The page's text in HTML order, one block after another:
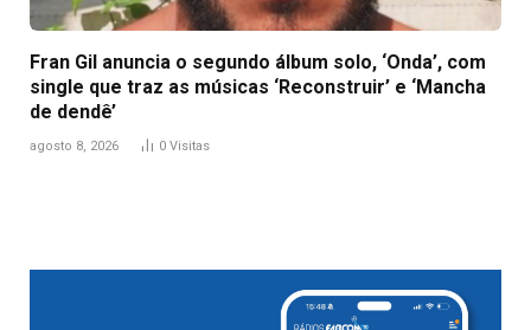
Fran Gil anuncia o segundo álbum solo, ‘Onda’, com
single que traz as músicas ‘Reconstruir’ e ‘Mancha
de dendê’
agosto 8, 2026 0 Visitas